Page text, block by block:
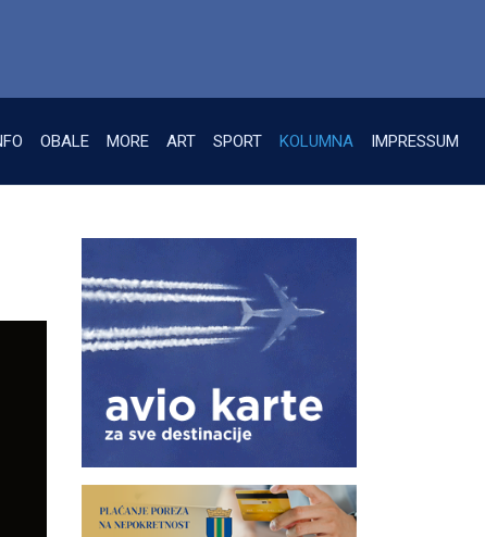
OBALE MORE ART SPORT KOLUMNA IMPRESSUM